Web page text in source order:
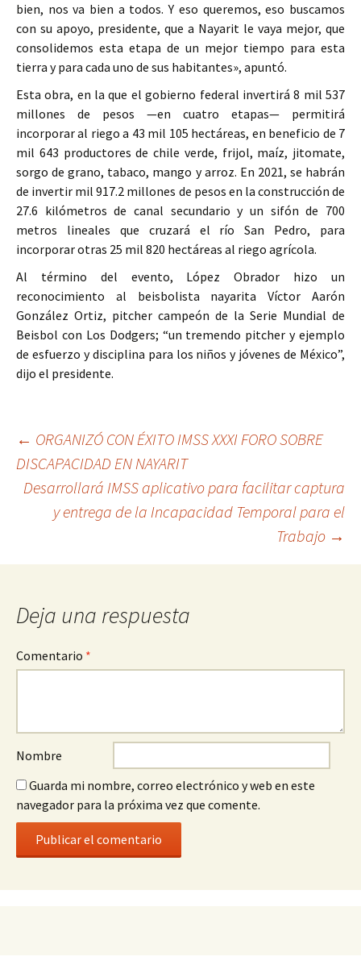
bien, nos va bien a todos. Y eso queremos, eso buscamos
con su apoyo, presidente, que a Nayarit le vaya mejor, que
consolidemos esta etapa de un mejor tiempo para esta
tierra y para cada uno de sus habitantes», apuntó.
Esta obra, en la que el gobierno federal invertirá 8 mil 537
millones de pesos —en cuatro etapas— permitirá
incorporar al riego a 43 mil 105 hectáreas, en beneficio de 7
mil 643 productores de chile verde, frijol, maíz, jitomate,
sorgo de grano, tabaco, mango y arroz. En 2021, se habrán
de invertir mil 917.2 millones de pesos en la construcción de
27.6 kilómetros de canal secundario y un sifón de 700
metros lineales que cruzará el río San Pedro, para
incorporar otras 25 mil 820 hectáreas al riego agrícola.
Al término del evento, López Obrador hizo un
reconocimiento al beisbolista nayarita Víctor Aarón
González Ortiz, pitcher campeón de la Serie Mundial de
Beisbol con Los Dodgers; “un tremendo pitcher y ejemplo
de esfuerzo y disciplina para los niños y jóvenes de México”,
dijo el presidente.
← ORGANIZÓ CON ÉXITO IMSS XXXI FORO SOBRE
DISCAPACIDAD EN NAYARIT
Desarrollará IMSS aplicativo para facilitar captura
y entrega de la Incapacidad Temporal para el
Trabajo →
Deja una respuesta
Comentario *
Nombre
Guarda mi nombre, correo electrónico y web en este
navegador para la próxima vez que comente.